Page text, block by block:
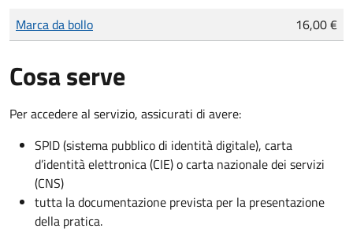
Tipo di pagamento
Importo
Marca da bollo 16,00 €
Cosa serve
Per accedere al servizio, assicurati di avere:
SPID (sistema pubblico di identità digitale), carta
d’identità elettronica (CIE) o carta nazionale dei servizi
(CNS)
tutta la documentazione prevista per la presentazione
della pratica.